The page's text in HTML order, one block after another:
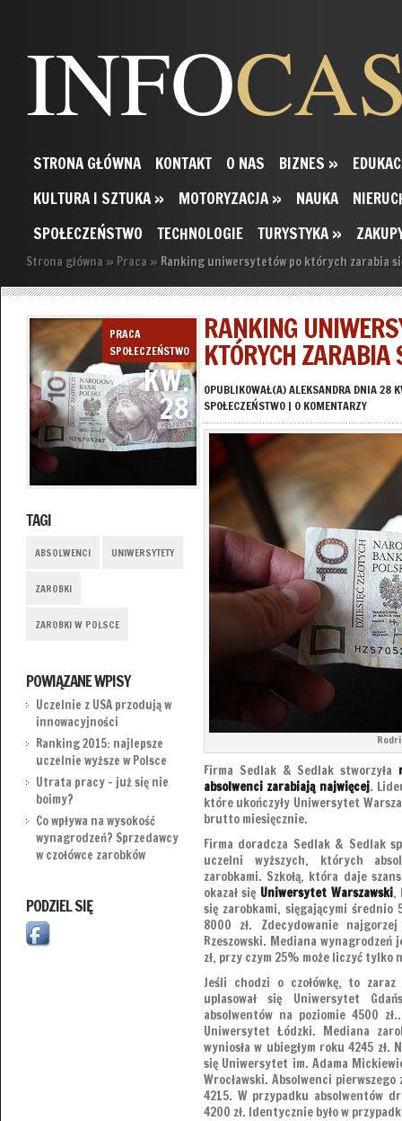
INFO
STRONA GŁÓWNA KONTAKT O NAS BIZNES »
KULTURA I SZTUKA » MOTORYZACJA » NAUKA
SPOŁECZEŃSTWO
TECHNOLOGIE TURYSTYKA »
Strona główna » Praca » Ranking uniwersytetów po których zarabia
PRACA
SPOŁECZEŃSTWO
KW.
28
TAGI
ABSOLWENCI UNIWERSYTETY
ZAROBKI
ZAROBKI W POLSCE
POWIĄZANE WPISY
Uczelnie z USA przodują w
innowacyjności
Ranking 2015: najlepsze
uczelnie wyższe w Polsce
Utrata pracy – już się nie
boimy?
Co wpływa na wysokość
wynagrodzeń? Sprzedawcy
w czołówce zarobków
PODZIEL SIĘ
RANKING
KTÓRYCH ZARABIA
OPUBLIKOWAŁ(A)ALEKSANDRADNIA 28
SPOŁECZEŃSTWO| 0 KOMENTARZY
Firma Sedlak & Sedlak stworzyła
absolwenci zarabiają najwięcej.
które ukończyły Uniwersytet
brutto miesięcznie.
Firma doradcza Sedlak & Sedlak
uczelni wyższych, których
zarobkami. Szkołą, która daje
okazał się Uniwersytet Warszawski,
się zarobkami, sięgającymi
8000 zł. Zdecydowanie
Rzeszowski. Mediana
zł, przy czym 25% może liczyć tylko
Jeśli chodzi o czołówkę, to zaraz
uplasował się Uniwersytet
absolwentów na poziomie 4500
Uniwersytet Łódzki. Mediana
wyniosła w ubiegłym roku 4245 zł.
się Uniwersytet im. Adama
Wrocławski. Absolwenci
4215. W przypadku absolwentów
4200 zł. Identycznie było w